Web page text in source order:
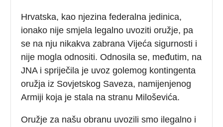
Hrvatska, kao njezina federalna jedinica,
ionako nije smjela legalno uvoziti oružje, pa
se na nju nikakva zabrana Vijeća sigurnosti i
nije mogla odnositi. Odnosila se, međutim, na
JNA i spriječila je uvoz golemog kontingenta
oružja iz Sovjetskog Saveza, namijenjenog
Armiji koja je stala na stranu Miloševića.
Oružje za našu obranu uvozili smo ilegalno i